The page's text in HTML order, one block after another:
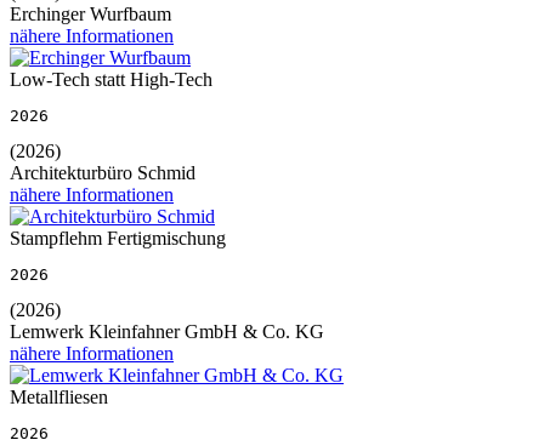
Erchinger Wurfbaum
nähere Informationen
Low-Tech statt High-Tech
2026
(2026)
Architekturbüro Schmid
nähere Informationen
Stampflehm Fertigmischung
2026
(2026)
Lemwerk Kleinfahner GmbH & Co. KG
nähere Informationen
Metallfliesen
2026